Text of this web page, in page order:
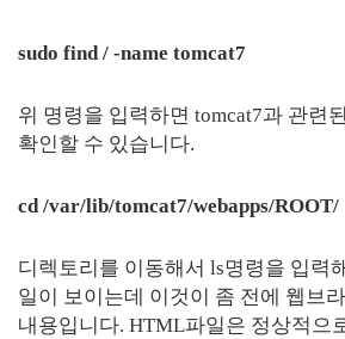
sudo find / -name tomcat7
위 명령을 입력하면 tomcat7과 관련
확인할 수 있습니다.
cd /var/lib/tomcat7/webapps/ROOT/
디렉토리를 이동해서 ls명령을 입력
일이 보이는데 이것이 좀 전에 웹브
내용입니다. HTML파일은 정상적으